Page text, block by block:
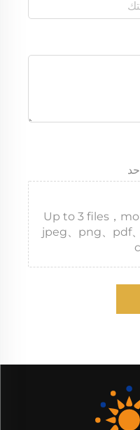
Up to 3 files，
jpeg、png、pdf